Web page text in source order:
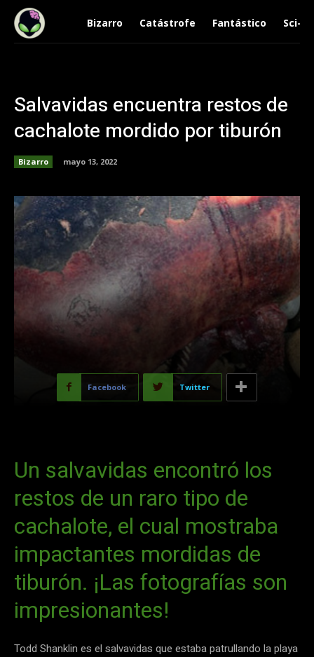
Bizarro Catástrofe Fantástico Sci-Fi
Salvavidas encuentra restos de
cachalote mordido por tiburón
Bizarro mayo 13, 2022
Facebook Twitter
Un salvavidas encontró los
restos de un raro tipo de
cachalote, el cual mostraba
impactantes mordidas de
tiburón. ¡Las fotografías son
impresionantes!
Todd Shanklin es el salvavidas que estaba patrullando la playa